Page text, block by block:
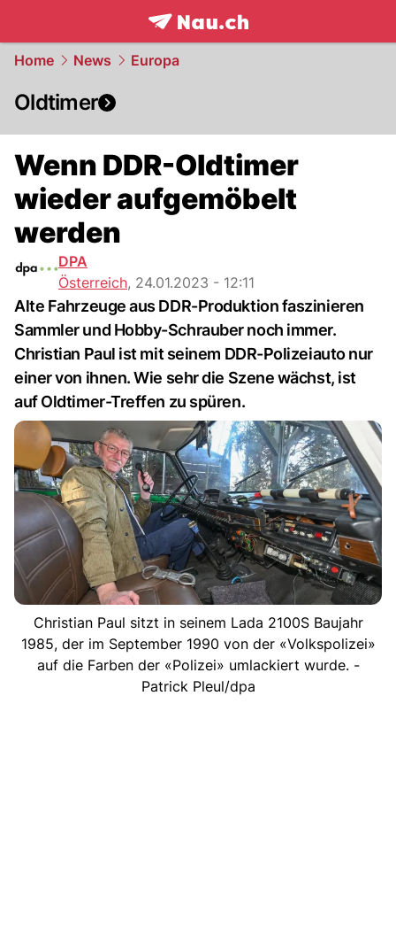
frontpage.NAU.ch
Home News Europa
Oldtimer
Wenn DDR-Oldtimer
wieder aufgemöbelt
werden
DPA
Österreich, 24.01.2023 - 12:11
Alte Fahrzeuge aus DDR-Produktion faszinieren
Sammler und Hobby-Schrauber noch immer.
Christian Paul ist mit seinem DDR-Polizeiauto nur
einer von ihnen. Wie sehr die Szene wächst, ist
auf Oldtimer-Treffen zu spüren.
Christian Paul sitzt in seinem Lada 2100S Baujahr
1985, der im September 1990 von der «Volkspolizei»
auf die Farben der «Polizei» umlackiert wurde. -
Patrick Pleul/dpa